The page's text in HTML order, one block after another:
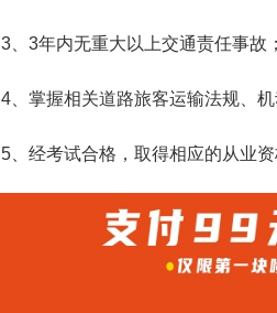
3、3年内无重大以上交通责任事故；
4、掌握相关道路旅客运输法规、
5、经考试合格，取得相应的从业资